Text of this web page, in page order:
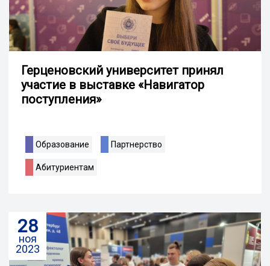
Герценовский университет принял
участие в выставке «Навигатор
поступления»
Образование Партнерство
Абитуриентам
28
ноя
2023